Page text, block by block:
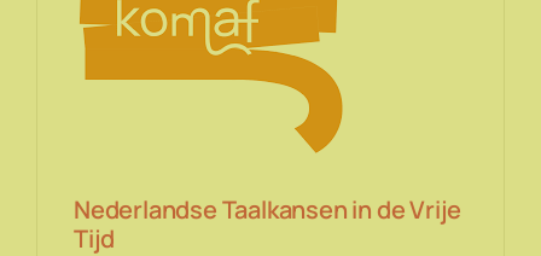
Nederlandse Taalkansen in de Vrije
Tijd